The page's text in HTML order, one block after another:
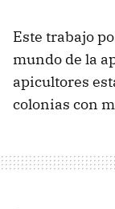
Este trabajo
mundo de la
apicultores
colonias con